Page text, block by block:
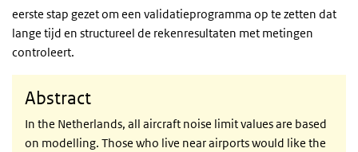
eerste stap gezet om een validatieprogramma op te zetten dat
lange tijd en structureel de rekenresultaten met metingen
controleert.
Abstract
In the Netherlands, all aircraft noise limit values are based
on modelling. Those who live near airports would like the